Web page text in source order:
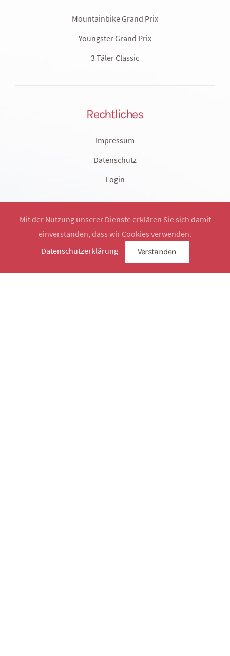
Mountainbike Grand Prix
Youngster Grand Prix
3 Täler Classic
Rechtliches
Impressum
Datenschutz
Login
Mit der Nutzung unserer Dienste erklären Sie sich damit
einverstanden, dass wir Cookies verwenden.
Datenschutzerklärung
Verstanden